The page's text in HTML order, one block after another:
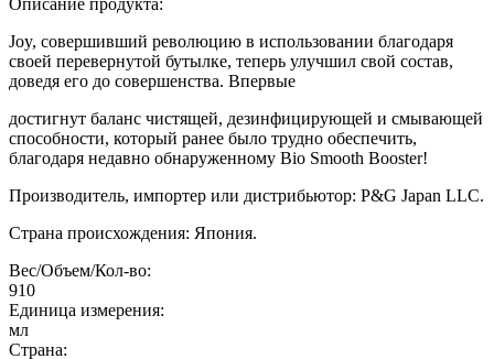
Описание продукта:
Joy, совершивший революцию в использовании благодаря
своей перевернутой бутылке, теперь улучшил свой состав,
доведя его до совершенства. Впервые
достигнут баланс чистящей, дезинфицирующей и смывающей
способности, который ранее было трудно обеспечить,
благодаря недавно обнаруженному Bio Smooth Booster!
Производитель, импортер или дистрибьютор: P&G Japan LLC.
Страна происхождения: Япония.
Вес/Объем/Кол-во:
910
Единица измерения:
мл
Страна: